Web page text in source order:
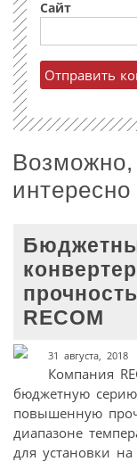
Сайт
интересно
RECOM
31 августа, 2018
Компания
бюджетную серию
повышенную
диапазоне
для установки